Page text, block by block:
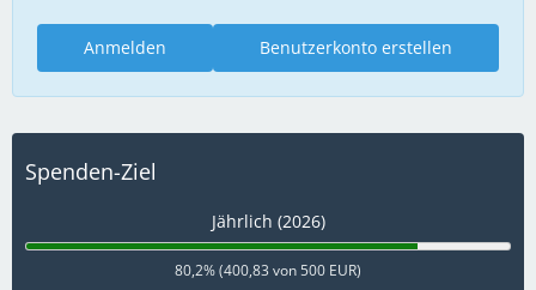
Benutzerkonto erstellen
Anmelden
Spenden-Ziel
Jährlich (2026)
80,2% (400,83 von 500 EUR)